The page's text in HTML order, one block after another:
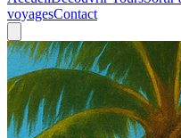
voyagesContact